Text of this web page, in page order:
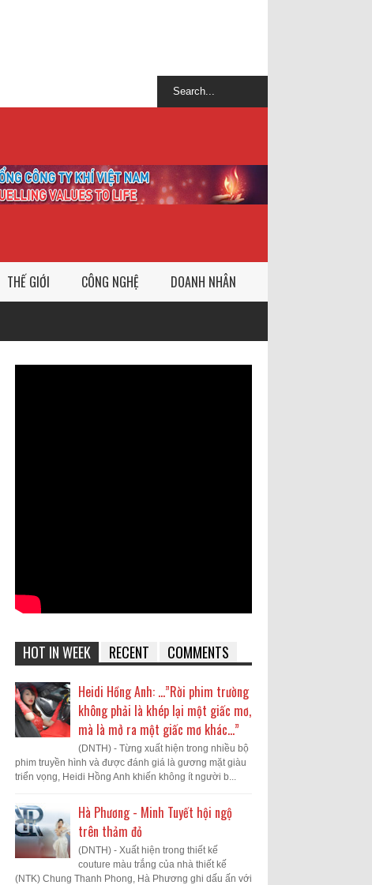
THẾ GIỚI CÔNG NGHỆ DOANH NHÂN
HOT IN WEEK RECENT COMMENTS
Heidi Hồng Anh: …”Rời phim trường
không phải là khép lại một giấc mơ,
mà là mở ra một giấc mơ khác...”
(DNTH) - Từng xuất hiện trong nhiều bộ
phim truyền hình và được đánh giá là gương mặt giàu
triển vọng, Heidi Hồng Anh khiến không ít người b...
Hà Phương - Minh Tuyết hội ngộ
trên thảm đỏ
(DNTH) - Xuất hiện trong thiết kế
couture màu trắng của nhà thiết kế
(NTK) Chung Thanh Phong, Hà Phương ghi dấu ấn với